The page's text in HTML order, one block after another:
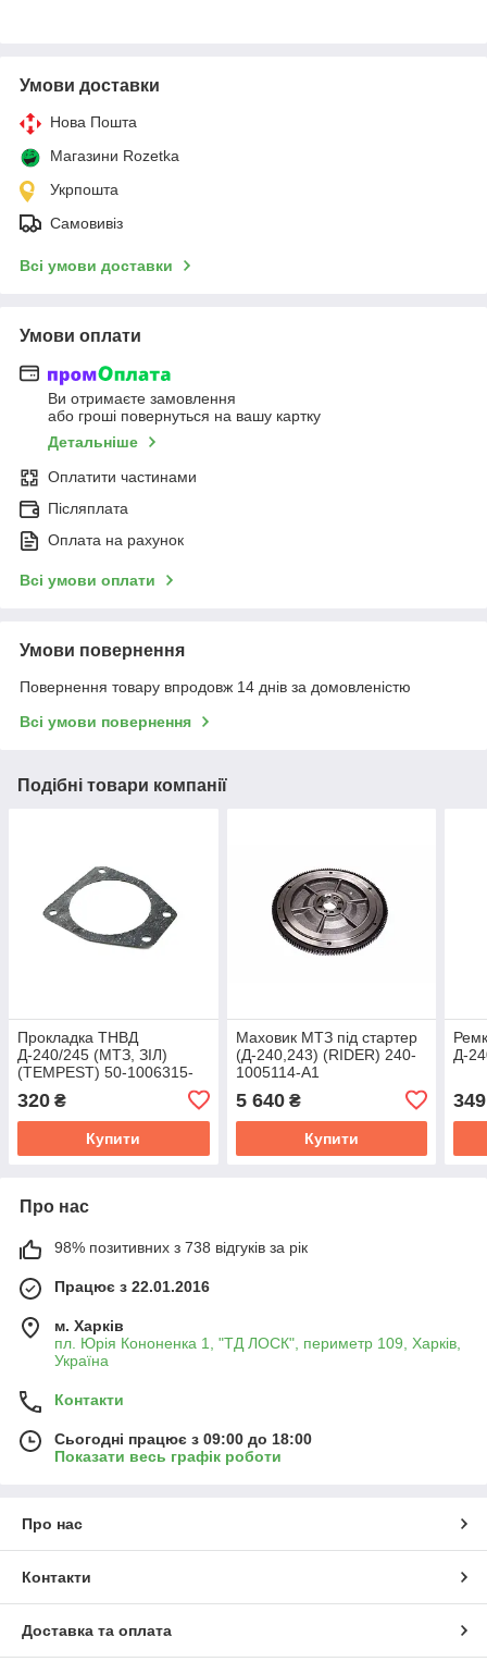
Умови доставки
Нова Пошта
Магазини Rozetka
Укрпошта
Самовивіз
Всі умови доставки
Умови оплати
Ви отримаєте замовлення
або гроші повернуться на вашу картку
Детальніше
Оплатити частинами
Післяплата
Оплата на рахунок
Всі умови оплати
Умови повернення
Повернення товару впродовж 14 днів за домовленістю
Всі умови повернення
Подібні товари компанії
Прокладка ТНВД
Д-240/245 (МТЗ, ЗІЛ)
(TEMPEST) 50-1006315-
320 ₴
Купити
Маховик МТЗ під стартер
(Д-240,243) (RIDER) 240-
1005114-А1
5 640₴
Купити
Д-
349
Про нас
98% позитивних з 738 відгуків за рік
Працює з 22.01.2016
м. Харків
пл. Юрія Кононенка 1, "ТД ЛОСК", периметр 109, Харків,
Україна
Контакти
Сьогодні працює з 09:00 до 18:00
Показати весь графік роботи
Про нас
Контакти
Доставка та оплата